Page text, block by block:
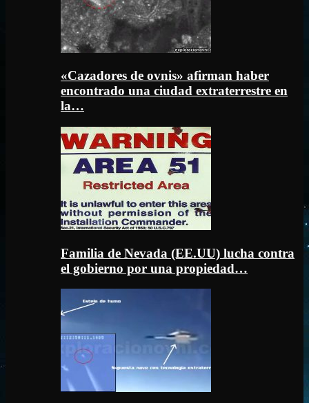
«Cazadores de ovnis» afirman haber
encontrado una ciudad extraterrestre en
la…
Familia de Nevada (EE.UU) lucha contra
el gobierno por una propiedad…